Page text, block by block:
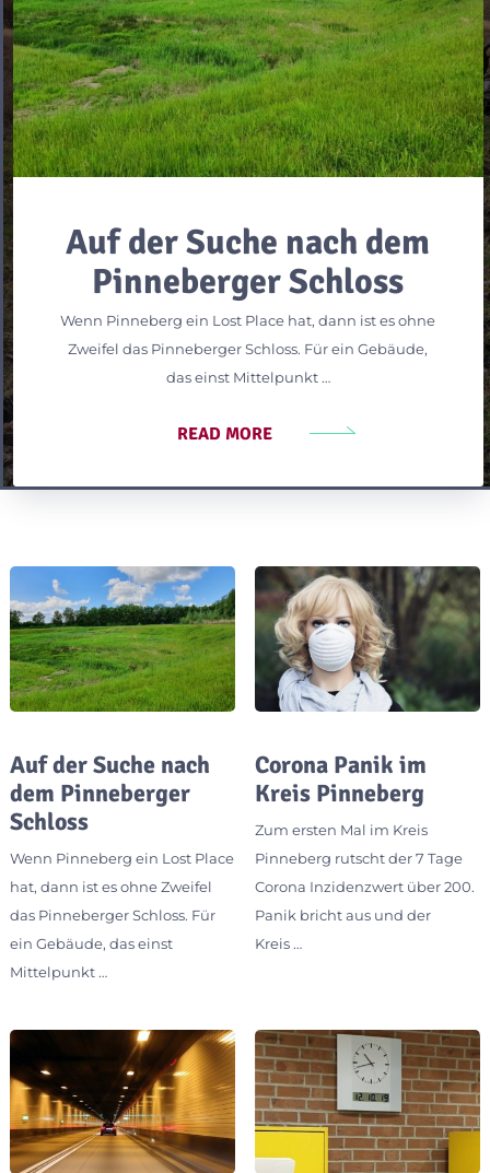
Auf der Suche nach dem
Pinneberger Schloss
Wenn Pinneberg ein Lost Place hat, dann ist es ohne
Zweifel das Pinneberger Schloss. Für ein Gebäude,
das einst Mittelpunkt …
READ MORE
Auf der Suche nach
dem Pinneberger
Schloss
Wenn Pinneberg ein Lost Place
hat, dann ist es ohne Zweifel
das Pinneberger Schloss. Für
ein Gebäude, das einst
Mittelpunkt …
Corona Panik im
Kreis Pinneberg
Zum ersten Mal im Kreis
Pinneberg rutscht der 7 Tage
Corona Inzidenzwert über 200.
Panik bricht aus und der
Kreis …